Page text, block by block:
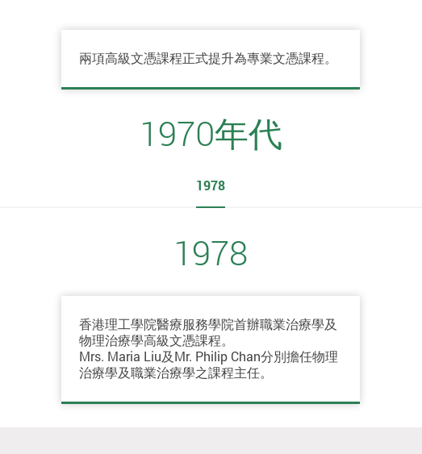
兩項高級文憑課程正式提升為專業文憑課程。
1970年代
1978
1978
香港理工學院醫療服務學院首辦職業治療學及
物理治療學高級文憑課程。
Mrs. Maria Liu及Mr. Philip Chan分別擔任物理
治療學及職業治療學之課程主任。